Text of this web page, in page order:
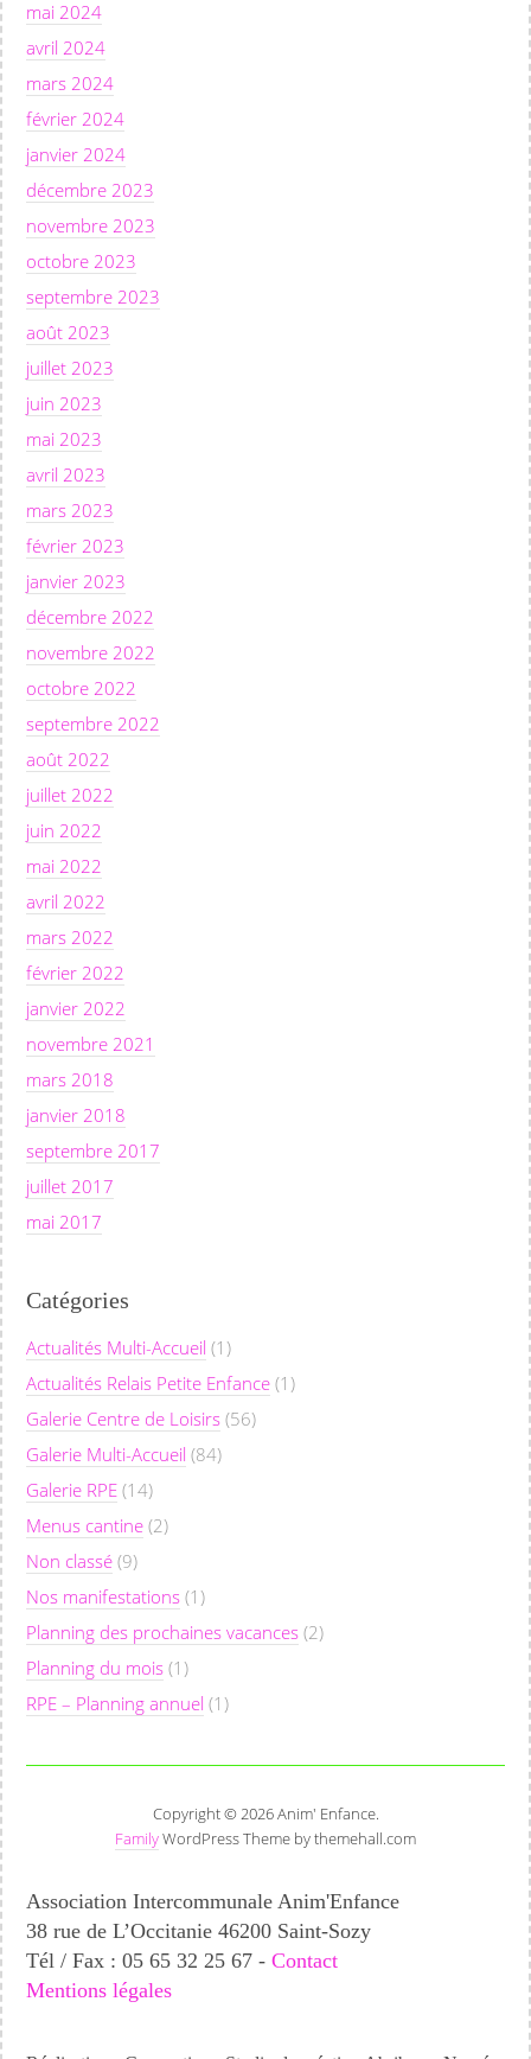
mai 2024
avril 2024
mars 2024
février 2024
janvier 2024
décembre 2023
novembre 2023
octobre 2023
septembre 2023
août 2023
juillet 2023
juin 2023
mai 2023
avril 2023
mars 2023
février 2023
janvier 2023
décembre 2022
novembre 2022
octobre 2022
septembre 2022
août 2022
juillet 2022
juin 2022
mai 2022
avril 2022
mars 2022
février 2022
janvier 2022
novembre 2021
mars 2018
janvier 2018
septembre 2017
juillet 2017
mai 2017
Catégories
Actualités Multi-Accueil (1)
Actualités Relais Petite Enfance (1)
Galerie Centre de Loisirs (56)
Galerie Multi-Accueil (84)
Galerie RPE (14)
Menus cantine (2)
Non classé (9)
Nos manifestations (1)
Planning des prochaines vacances (2)
Planning du mois (1)
RPE – Planning annuel (1)
Copyright © 2026 Anim' Enfance.
FamilyWordPress Theme by themehall.com
Association Intercommunale Anim'Enfance
38 rue de L’Occitanie 46200 Saint-Sozy
Tél / Fax : 05 65 32 25 67 - Contact
Mentions légales